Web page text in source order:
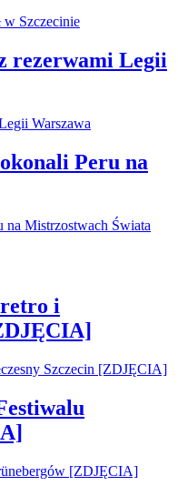
rezerwami Legii
Peru na
retro i